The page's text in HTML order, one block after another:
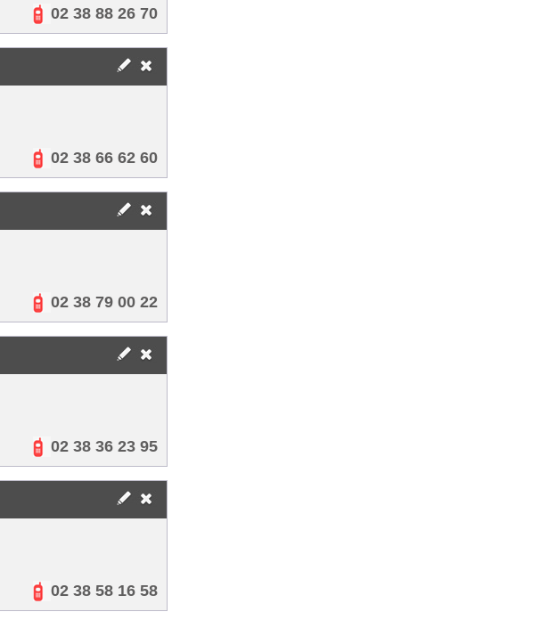
02 38 88 26 70
02 38 66 62 60
02 38 79 00 22
02 38 36 23 95
02 38 58 16 58